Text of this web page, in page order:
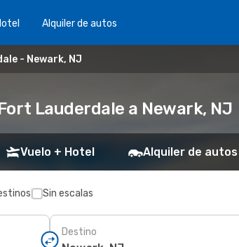
Alquiler de autos
- Newark, NJ
Lauderdale a Newark, NJ
Vuelo + Hotel Alquiler de autos
Sin escalas
Destino